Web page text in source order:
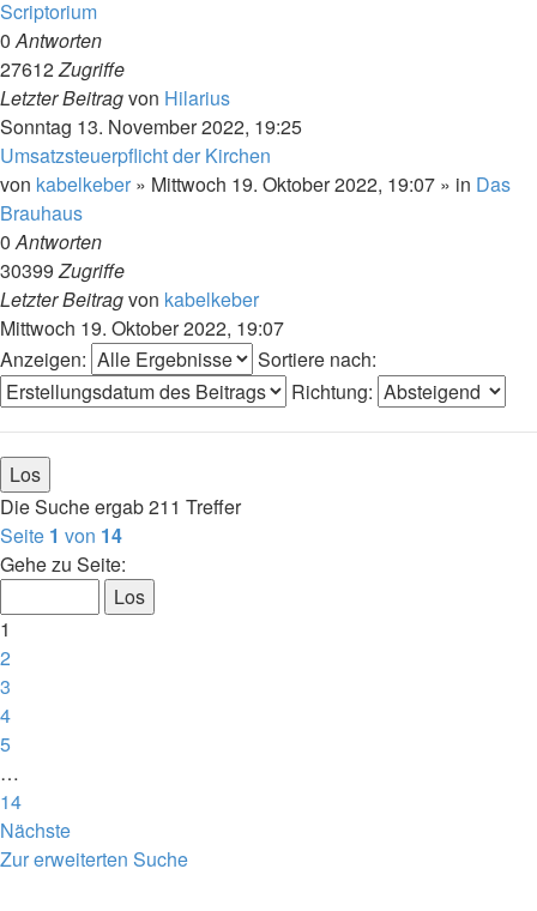
Scriptorium
0Antworten
27612Zugriffe
Letzter Beitragvon Hilarius
Sonntag 13. November 2022, 19:25
Umsatzsteuerpflicht der Kirchen
von kabelkeber » Mittwoch 19. Oktober 2022, 19:07 » in Das
Brauhaus
0Antworten
30399Zugriffe
Letzter Beitragvon kabelkeber
Mittwoch 19. Oktober 2022, 19:07
Anzeigen:
Sortiere nach:
Richtung:
Die Suche ergab 211 Treffer
Seite 1 von 14
Gehe zu Seite:
1
2
3
4
5
…
14
Nächste
Zur erweiterten Suche